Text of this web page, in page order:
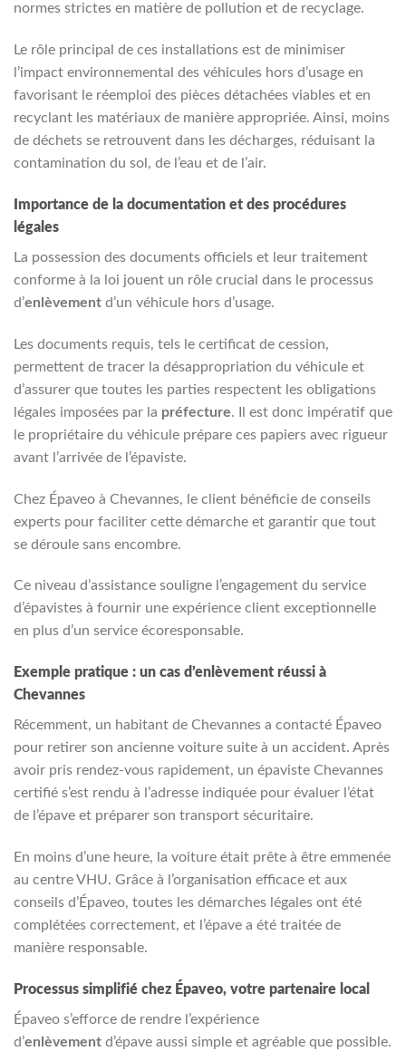
normes strictes en matière de pollution et de recyclage.
Le rôle principal de ces installations est de minimiser
l’impact environnemental des véhicules hors d’usage en
favorisant le réemploi des pièces détachées viables et en
recyclant les matériaux de manière appropriée. Ainsi, moins
de déchets se retrouvent dans les décharges, réduisant la
contamination du sol, de l’eau et de l’air.
Importance de la documentation et des procédures
légales
La possession des documents officiels et leur traitement
conforme à la loi jouent un rôle crucial dans le processus
d’enlèvement d’un véhicule hors d’usage.
Les documents requis, tels le certificat de cession,
permettent de tracer la désappropriation du véhicule et
d’assurer que toutes les parties respectent les obligations
légales imposées par la préfecture. Il est donc impératif que
le propriétaire du véhicule prépare ces papiers avec rigueur
avant l’arrivée de l’épaviste.
Chez Épaveo à Chevannes, le client bénéficie de conseils
experts pour faciliter cette démarche et garantir que tout
se déroule sans encombre.
Ce niveau d’assistance souligne l’engagement du service
d’épavistes à fournir une expérience client exceptionnelle
en plus d’un service écoresponsable.
Exemple pratique : un cas d’enlèvement réussi à
Chevannes
Récemment, un habitant de Chevannes a contacté Épaveo
pour retirer son ancienne voiture suite à un accident. Après
avoir pris rendez-vous rapidement, un épaviste Chevannes
certifié s’est rendu à l’adresse indiquée pour évaluer l’état
de l’épave et préparer son transport sécuritaire.
En moins d’une heure, la voiture était prête à être emmenée
au centre VHU. Grâce à l’organisation efficace et aux
conseils d’Épaveo, toutes les démarches légales ont été
complétées correctement, et l’épave a été traitée de
manière responsable.
Processus simplifié chez Épaveo, votre partenaire local
Épaveo s’efforce de rendre l’expérience
d’enlèvement d’épave aussi simple et agréable que possible.